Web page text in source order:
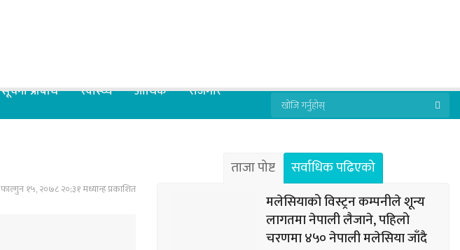
सूचना प्रबिधि स्वास्थ्य आर्थिक
रोजगार
फाल्गुन १५, २०७८ २०;३१ मध्यान्ह प्रकाशित
ताजा पोष्ट
सर्वाधिक पढिएको
मलेसियाको विस्ट्रन कम्पनीले शून्य
लागतमा नेपाली लैजाने, पहिलो
चरणमा ४५० नेपाली मलेसिया जाँदै